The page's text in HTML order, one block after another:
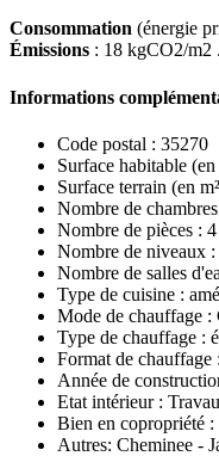
Consommation (énergie
Émissions : 18 kgCO2/m2
Informations
Code postal : 35270
Surface habitable (en
Surface terrain (en
Nombre de
Nombre de pièces : 4
Nombre de niveaux :
Nombre de salles
Type de cuisine :
Mode de chauffage :
Type de chauffage :
Format de chauffage :
Année de
Etat intérieur :
Bien en copropriété :
Autres: Cheminee -